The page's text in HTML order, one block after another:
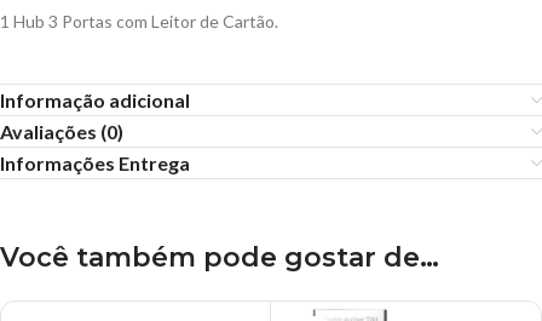
1 Hub 3 Portas com Leitor de Cartão.
Informação adicional
Avaliações (0)
Informações Entrega
Você também pode gostar de…